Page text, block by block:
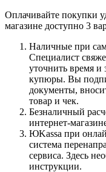
Оплачивайте покупки
магазине доступно 3
Наличные при
Специалист
уточнить время и
купюры. Вы
документы,
товар и чек.
Безналичный
интернет-
ЮKassa при
система
сервиса. Здесь
инструкции.